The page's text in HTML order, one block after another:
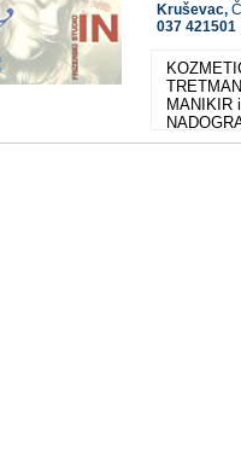
Kruševac,
037 421501
MANIKIR